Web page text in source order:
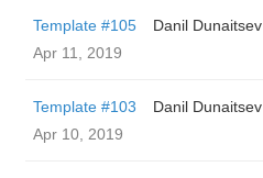
Template #105
Danil Dunaitsev
Apr 11, 2019
Template #103
Danil Dunaitsev
Apr 10, 2019